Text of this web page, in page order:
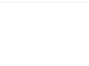
、反向、双向最